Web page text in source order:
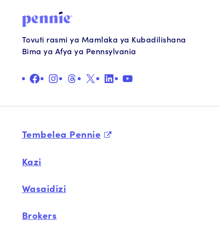
Tovuti rasmi ya Mamlaka ya Kubadilishana
Bima ya Afya ya Pennsylvania
Facebook
Instagram
Nyuzi
X LinkedInYoutube
Tembelea Pennie
Kazi
Wasaidizi
Brokers